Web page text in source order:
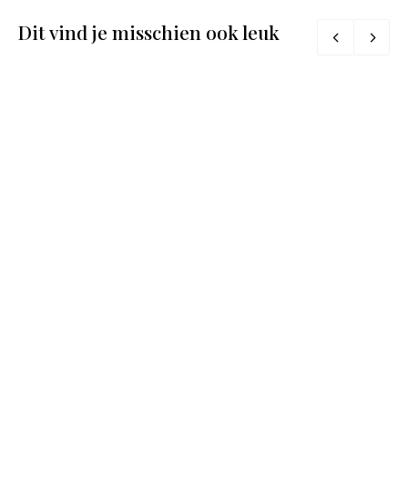
Dit vind je misschien ook leuk